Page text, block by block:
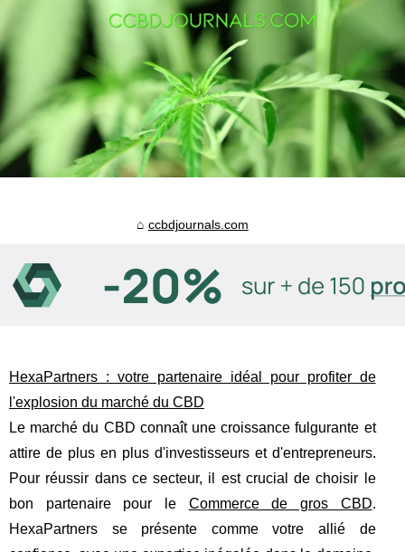
ccbdjournals.com
HexaPartners : votre partenaire idéal pour profiter de
l'explosion du marché du CBD
Le marché du CBD connaît une croissance fulgurante et
attire de plus en plus d'investisseurs et d'entrepreneurs.
Pour réussir dans ce secteur, il est crucial de choisir le
bon partenaire pour le Commerce de gros CBD.
HexaPartners se présente comme votre allié de